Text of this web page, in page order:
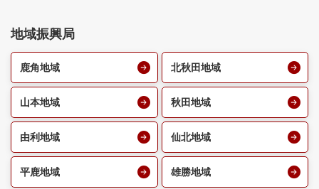
地域振興局
鹿角地域 北秋田地域
山本地域 秋田地域
由利地域 仙北地域
平鹿地域 雄勝地域